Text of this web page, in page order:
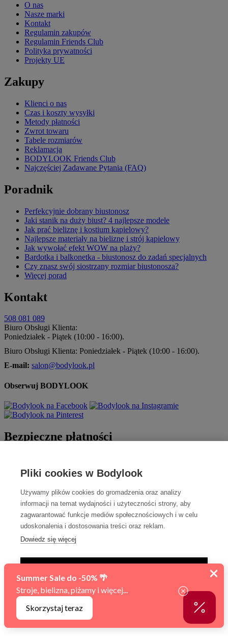
Pliki cookies w Bodylook
Używamy plików cookies do gromadzenia oraz analizy
informacji na temat wydajności i użyteczności strony, aby
zagwarantować funkcje mediów społecznościowych i w celu
udoskonalenia i dostosowania treści oraz reklam.
Dowiedz się więcej
AKCEPTUJ WSZYSTKIE
Zarządzaj ustawieniami
O nas
Nasze marki
Kontakt
Regulamin zakupów
Regulamin Friends Club
Polityka prywatności
Projekty UE
Zakupy
Klienci o nas
Czas i koszty wysyłki
Metody płatności
Zwrot towaru
Tabele rozmiarów
Reklamacja
BODYLOOK Friends Club
Najczęściej Zadawane Pytania (FAQ)
Poradnik
Perfekcyjnie dobrany biustonosz
Jaki stanik na duży biust? 4 najlepsze modele
Jak prać bieliznę i kostium kąpielowy?
Najlepsze materiały na bieliznę i strój kąpielowy
Jak wywołać efekt WOW na plaży?
Bardotka i balkonetka - biustonosz do zadań specjalnych
Czy znasz swój siostrzany rozmiar biustonosza?
Więcej porad
Kontakt
508 081 089
Biuro Obsługi Klienta:
Poniedziałek - Piątek (10:00 - 16:00).
Biuro Obsługi Klienta: Poniedziałek - Piątek (10:00 - 16:00).
E-mail: salon@bodylook.pl
Obserwuj BODYLOOK
Bezpieczne płatności
Szybka dostawa
Sfinansowano w ramach reakcji Unii na pandemię COVID-19.
© 2010 - 2026 BODYLOOK premium lingerie